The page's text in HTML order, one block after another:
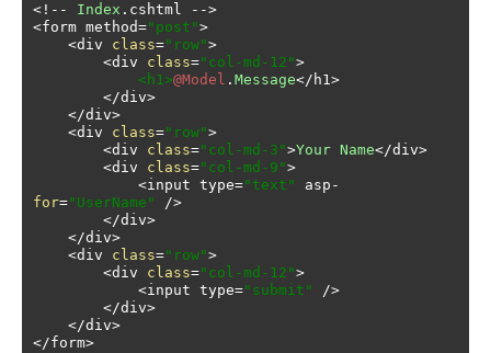
<!-- Index . cshtml
-->
<form method="post">
<div class="row">
<div class="col-md-12">
<h1>@Model . Message</ h1>
</div>
</div>
<div class="row">
<div class="col-md-3">Your Name</div>
<div class="col-md-9">
<input type="text" asp -
for="UserName"
/>
</div>
</div>
<div class="row">
<div class="col-md-12">
<input type="submit"
/>
</div>
</div>
</form>